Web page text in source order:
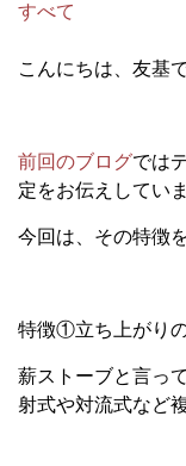
すべて
こんにちは、友基で
前回のブログでは
定をお伝えしてい
今回は、その特徴
特徴①立ち上がり
薪ストーブと言っ
射式や対流式など